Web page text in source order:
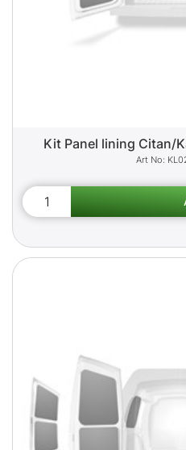
Kit Panel lining Citan/